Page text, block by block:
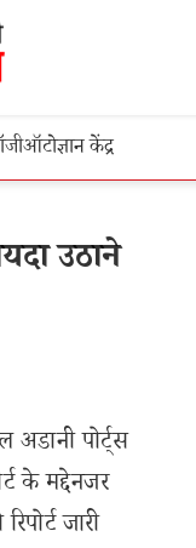
ऑटोज्ञान केंद्र
उठाने
अडानी पोर्ट्स
के मद्देनजर
जारी